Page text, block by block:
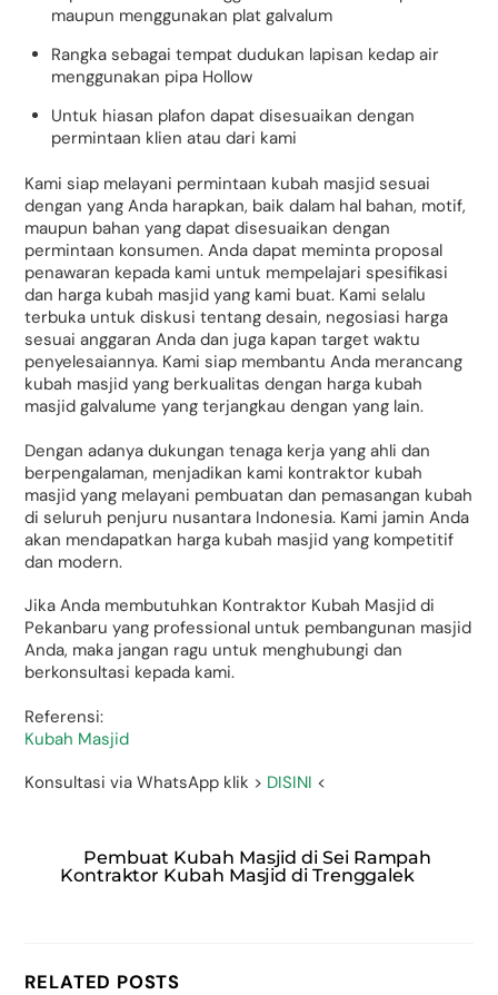
maupun menggunakan plat galvalum
Rangka sebagai tempat dudukan lapisan kedap air
menggunakan pipa Hollow
Untuk hiasan plafon dapat disesuaikan dengan
permintaan klien atau dari kami
Kami siap melayani permintaan kubah masjid sesuai
dengan yang Anda harapkan, baik dalam hal bahan, motif,
maupun bahan yang dapat disesuaikan dengan
permintaan konsumen. Anda dapat meminta proposal
penawaran kepada kami untuk mempelajari spesifikasi
dan harga kubah masjid yang kami buat. Kami selalu
terbuka untuk diskusi tentang desain, negosiasi harga
sesuai anggaran Anda dan juga kapan target waktu
penyelesaiannya. Kami siap membantu Anda merancang
kubah masjid yang berkualitas dengan harga kubah
masjid galvalume yang terjangkau dengan yang lain.
Dengan adanya dukungan tenaga kerja yang ahli dan
berpengalaman, menjadikan kami kontraktor kubah
masjid yang melayani pembuatan dan pemasangan kubah
di seluruh penjuru nusantara Indonesia. Kami jamin Anda
akan mendapatkan harga kubah masjid yang kompetitif
dan modern.
Jika Anda membutuhkan Kontraktor Kubah Masjid di
Pekanbaru yang professional untuk pembangunan masjid
Anda, maka jangan ragu untuk menghubungi dan
berkonsultasi kepada kami.
Referensi:
Kubah Masjid
Konsultasi via WhatsApp klik > DISINI <
Pembuat Kubah Masjid di Sei Rampah
Kontraktor Kubah Masjid di Trenggalek
RELATED POSTS